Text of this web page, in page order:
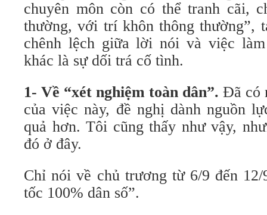
chuyên môn còn có thể tranh cãi,
thường, với trí khôn thông thường”,
chênh lệch giữa lời nói và việc
khác là sự dối trá cố tình.
1- Về “xét nghiệm toàn dân”. Đã có
của việc này, đề nghị dành nguồn
quả hơn. Tôi cũng thấy như vậy,
đó ở đây.
Chỉ nói về chủ trương từ 6/9 đến 12/
tốc 100% dân số”.